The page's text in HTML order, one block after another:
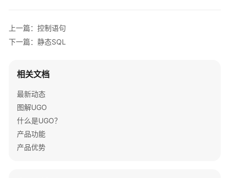
布
式
Oracle
容
性
说
明
上一篇：控制语句
下一篇：静态SQL
相关文档
最新动态
图解UGO
什么是UGO？
产品功能
产品优势